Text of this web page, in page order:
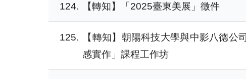
124 【轉知】「2025臺東美展」徵件
125
【轉知】朝陽科技大學與中影八德
感實作」課程工作坊